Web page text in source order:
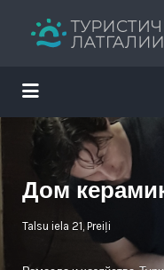
Путеводитель
Искать:
Дом
Talsu iela 21, Preiļi